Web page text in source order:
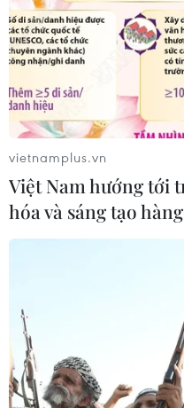
người thoát chết
06/08/2026 09:00
khu vực phía Tây Nam
vietnamplus.vn
Việt Nam hướng tới
hóa và sáng tạo